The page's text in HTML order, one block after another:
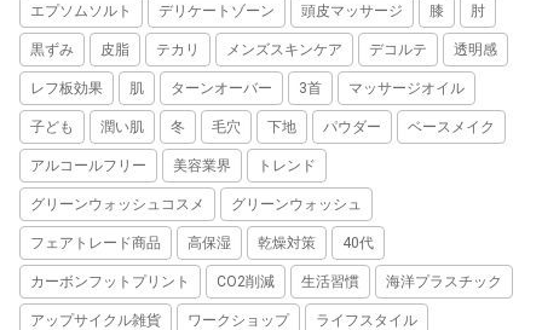
エプソムソルト デリケートゾーン 頭皮マッサージ 膝 肘
黒ずみ 皮脂 テカリ メンズスキンケア デコルテ 透明感
レフ板効果 肌 ターンオーバー 3首 マッサージオイル
子ども 潤い肌 冬 毛穴 下地 パウダー ベースメイク
アルコールフリー 美容業界 トレンド
グリーンウォッシュコスメ グリーンウォッシュ
フェアトレード商品 高保湿 乾燥対策 40代
カーボンフットプリント CO2削減 生活習慣 海洋プラスチック
アップサイクル雑貨 ワークショップ ライフスタイル